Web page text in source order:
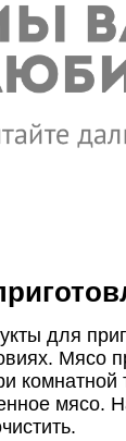
для
Мясо
мясо.